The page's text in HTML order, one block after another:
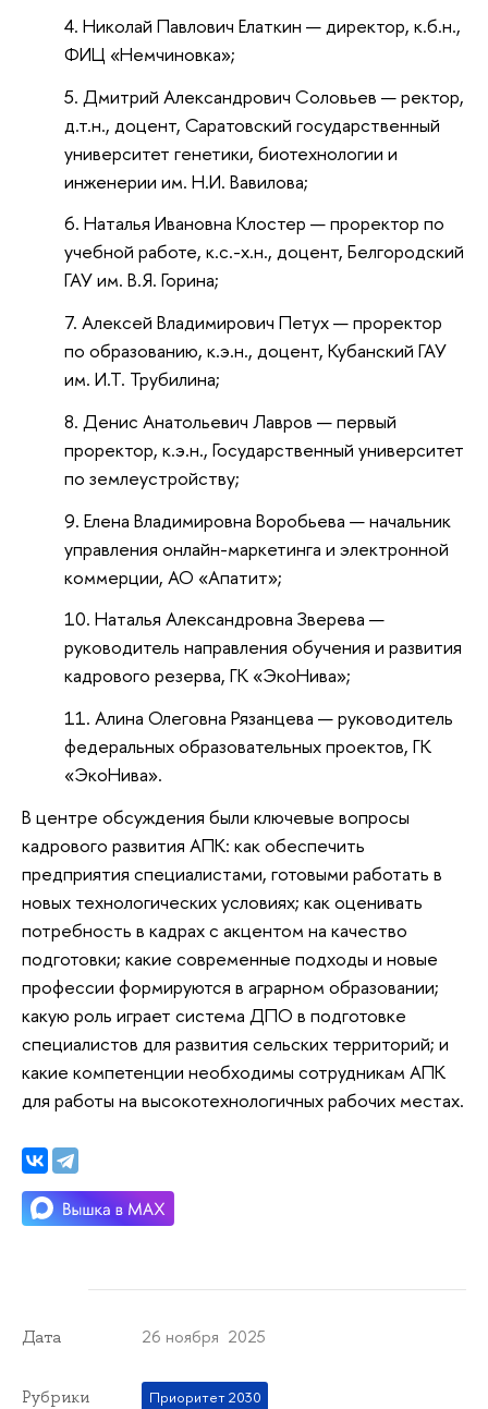
Николай Павлович Елаткин — директор, к.б.н.,
ФИЦ «Немчиновка»;
Дмитрий Александрович Соловьев — ректор,
д.т.н., доцент, Саратовский государственный
университет генетики, биотехнологии и
инженерии им. Н.И. Вавилова;
Наталья Ивановна Клостер — проректор по
учебной работе, к.с.-х.н., доцент, Белгородский
ГАУ им. В.Я. Горина;
Алексей Владимирович Петух — проректор
по образованию, к.э.н., доцент, Кубанский ГАУ
им. И.Т. Трубилина;
Денис Анатольевич Лавров — первый
проректор, к.э.н., Государственный университет
по землеустройству;
Елена Владимировна Воробьева — начальник
управления онлайн-маркетинга и электронной
коммерции, АО «Апатит»;
Наталья Александровна Зверева —
руководитель направления обучения и развития
кадрового резерва, ГК «ЭкоНива»;
Алина Олеговна Рязанцева — руководитель
федеральных образовательных проектов, ГК
«ЭкоНива».
В центре обсуждения были ключевые вопросы
кадрового развития АПК: как обеспечить
предприятия специалистами, готовыми работать в
новых технологических условиях; как оценивать
потребность в кадрах с акцентом на качество
подготовки; какие современные подходы и новые
профессии формируются в аграрном образовании;
какую роль играет система ДПО в подготовке
специалистов для развития сельских территорий; и
какие компетенции необходимы сотрудникам АПК
для работы на высокотехнологичных рабочих местах.
Дата 26 ноября 2025
Рубрики Приоритет 2030